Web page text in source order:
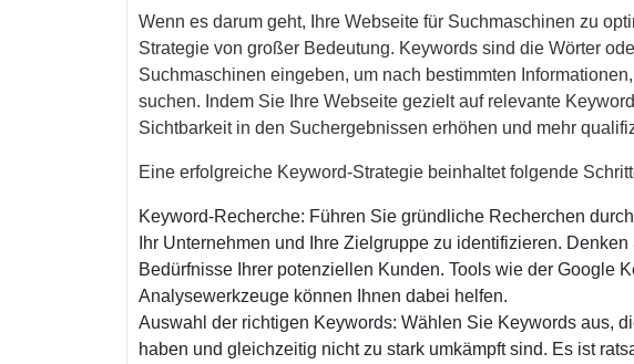
Wenn es darum geht, Ihre Webseite für Suchmaschinen zu
Strategie von großer Bedeutung. Keywords sind die Wörter
Suchmaschinen eingeben, um nach bestimmten
suchen. Indem Sie Ihre Webseite gezielt auf relevante
Sichtbarkeit in den Suchergebnissen erhöhen und mehr
Eine erfolgreiche Keyword-Strategie beinhaltet folgende
Keyword-Recherche: Führen Sie gründliche Recherchen
Ihr Unternehmen und Ihre Zielgruppe zu identifizieren.
Bedürfnisse Ihrer potenziellen Kunden. Tools wie der Google
Analysewerkzeuge können Ihnen dabei helfen.
Auswahl der richtigen Keywords: Wählen Sie Keywords aus,
haben und gleichzeitig nicht zu stark umkämpft sind. Es ist